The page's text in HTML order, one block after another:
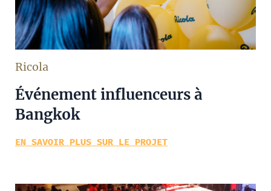
Ricola
Événement influenceurs à
Bangkok
EN SAVOIR PLUS SUR LE PROJET